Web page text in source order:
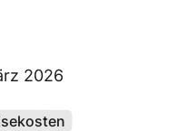
2026